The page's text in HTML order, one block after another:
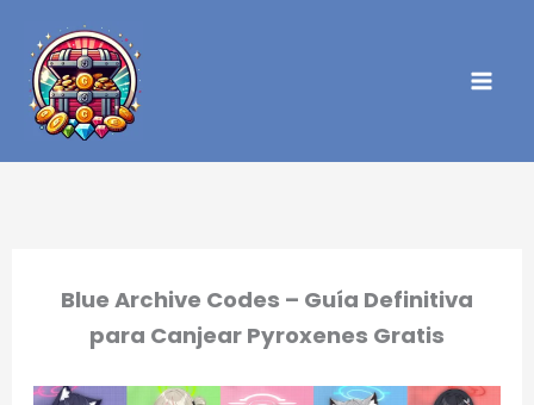
contenido
Blue Archive Codes – Guía Definitiva
para Canjear Pyroxenes Gratis